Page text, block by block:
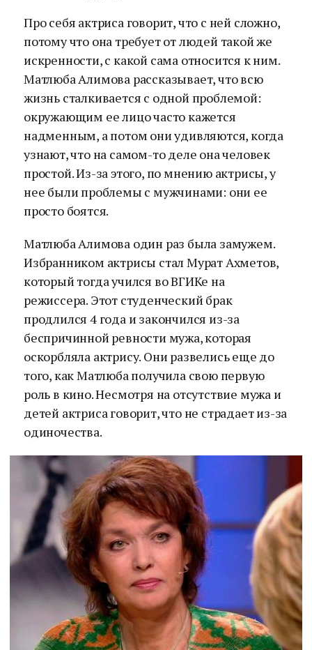
Про себя актриса говорит, что с ней сложно,
потому что она требует от людей такой же
искренности, с какой сама относится к ним.
Матлюба Алимова рассказывает, что всю
жизнь сталкивается с одной проблемой:
окружающим ее лицо часто кажется
надменным, а потом они удивляются, когда
узнают, что на самом-то деле она человек
простой. Из-за этого, по мнению актрисы, у
нее были проблемы с мужчинами: они ее
просто боятся.
Матлюба Алимова один раз была замужем.
Избранником актрисы стал Мурат Ахметов,
который тогда учился во ВГИКе на
режиссера. Этот студенческий брак
продлился 4 года и закончился из-за
беспричинной ревности мужа, которая
оскорбляла актрису. Они развелись еще до
того, как Матлюба получила свою первую
роль в кино. Несмотря на отсутствие мужа и
детей актриса говорит, что не страдает из-за
одиночества.